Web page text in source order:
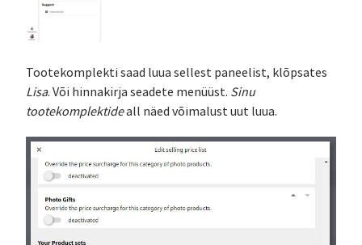
Tootekomplekti saad luua sellest paneelist, klõpsates
Lisa. Või hinnakirja seadete menüüst. Sinu
tootekomplektideall näed võimalust uut luua.